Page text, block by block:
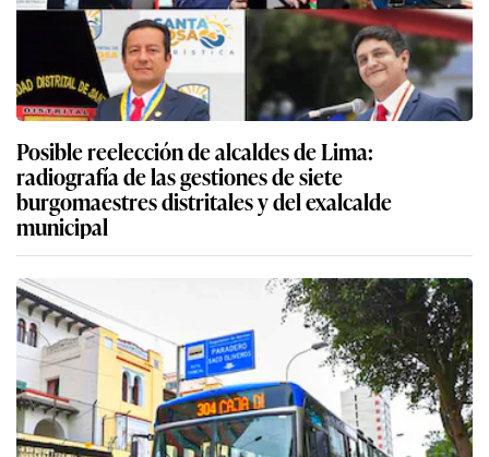
Posible reelección de alcaldes de Lima:
radiografía de las gestiones de siete
burgomaestres distritales y del exalcalde
municipal